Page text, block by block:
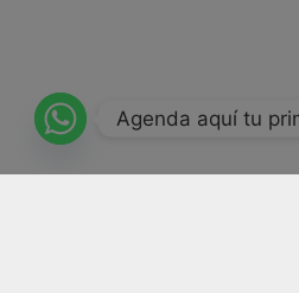
Agenda aquí tu